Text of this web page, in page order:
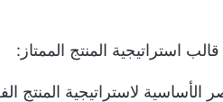
استراتيجية المنتج الممتاز:
لاستراتيجية المنتج